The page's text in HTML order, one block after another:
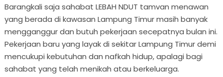
Barangkali saja sahabat LEBAH NDUT tamvan menawan
yang berada di kawasan Lampung Timur masih banyak
mengganggur dan butuh pekerjaan secepatnya bulan ini.
Pekerjaan baru yang layak di sekitar Lampung Timur demi
mencukupi kebutuhan dan nafkah hidup, apalagi bagi
sahabat yang telah menikah atau berkeluarga.